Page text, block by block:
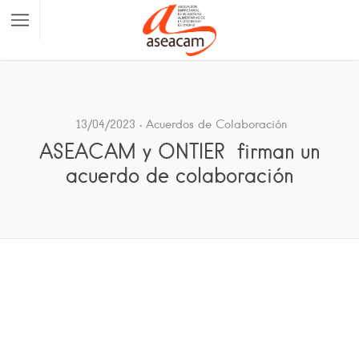
13/04/2023 Acuerdos de Colaboración
ASEACAM y ONTIER firman un
acuerdo de colaboración